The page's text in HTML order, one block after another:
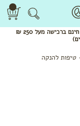
חינם
ברכישה מעל 250 ₪